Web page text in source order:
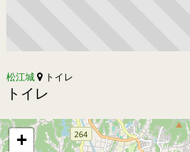
松江城 トイレ
トイレ
+